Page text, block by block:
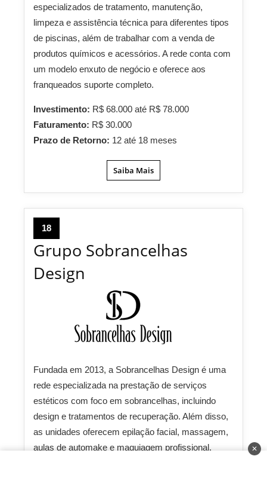
especializados de tratamento, manutenção,
limpeza e assistência técnica para diferentes tipos
de piscinas, além de trabalhar com a venda de
produtos químicos e acessórios. A rede conta com
um modelo enxuto de negócio e oferece aos
franqueados suporte completo.
Investimento: R$ 68.000 até R$ 78.000
Faturamento: R$ 30.000
Prazo de Retorno: 12 até 18 meses
Saiba Mais
18
Grupo Sobrancelhas
Design
Fundada em 2013, a Sobrancelhas Design é uma
rede especializada na prestação de serviços
estéticos com foco em sobrancelhas, incluindo
design e tratamentos de recuperação. Além disso,
as unidades oferecem epilação facial, massagem,
aulas de automake e maquiagem profissional.
✕